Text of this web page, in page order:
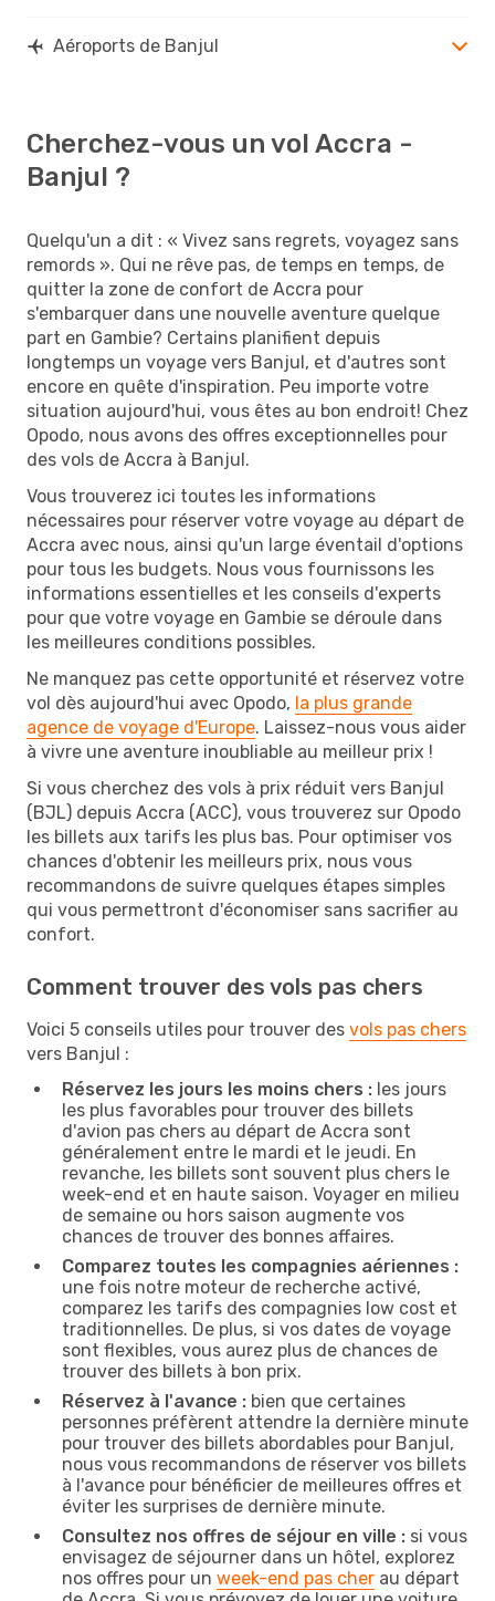
Aéroports de Banjul
Cherchez-vous un vol Accra -
Banjul ?
Quelqu'un a dit : « Vivez sans regrets, voyagez sans
remords ». Qui ne rêve pas, de temps en temps, de
quitter la zone de confort de Accra pour
s'embarquer dans une nouvelle aventure quelque
part en Gambie? Certains planifient depuis
longtemps un voyage vers Banjul, et d'autres sont
encore en quête d'inspiration. Peu importe votre
situation aujourd'hui, vous êtes au bon endroit! Chez
Opodo, nous avons des offres exceptionnelles pour
des vols de Accra à Banjul.
Vous trouverez ici toutes les informations
nécessaires pour réserver votre voyage au départ de
Accra avec nous, ainsi qu'un large éventail d'options
pour tous les budgets. Nous vous fournissons les
informations essentielles et les conseils d'experts
pour que votre voyage en Gambie se déroule dans
les meilleures conditions possibles.
Ne manquez pas cette opportunité et réservez votre
vol dès aujourd'hui avec Opodo, la plus grande
agence de voyage d'Europe. Laissez-nous vous aider
à vivre une aventure inoubliable au meilleur prix !
Si vous cherchez des vols à prix réduit vers Banjul
(BJL) depuis Accra (ACC), vous trouverez sur Opodo
les billets aux tarifs les plus bas. Pour optimiser vos
chances d'obtenir les meilleurs prix, nous vous
recommandons de suivre quelques étapes simples
qui vous permettront d'économiser sans sacrifier au
confort.
Comment trouver des vols pas chers
Voici 5 conseils utiles pour trouver des vols pas chers
vers Banjul :
Réservez les jours les moins chers : les jours
les plus favorables pour trouver des billets
d'avion pas chers au départ de Accra sont
généralement entre le mardi et le jeudi. En
revanche, les billets sont souvent plus chers le
week-end et en haute saison. Voyager en milieu
de semaine ou hors saison augmente vos
chances de trouver des bonnes affaires.
Comparez toutes les compagnies aériennes :
une fois notre moteur de recherche activé,
comparez les tarifs des compagnies low cost et
traditionnelles. De plus, si vos dates de voyage
sont flexibles, vous aurez plus de chances de
trouver des billets à bon prix.
Réservez à l'avance : bien que certaines
personnes préfèrent attendre la dernière minute
pour trouver des billets abordables pour Banjul,
nous vous recommandons de réserver vos billets
à l'avance pour bénéficier de meilleures offres et
éviter les surprises de dernière minute.
Consultez nos offres de séjour en ville : si vous
envisagez de séjourner dans un hôtel, explorez
nos offres pour un week-end pas cher au départ